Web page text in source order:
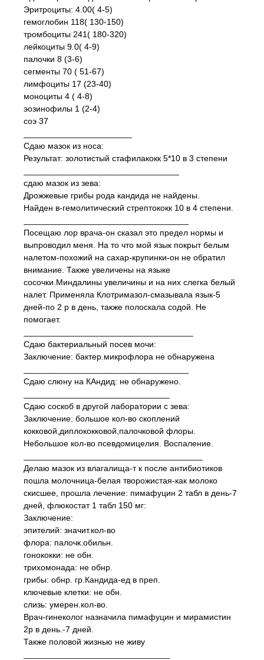
Эритроциты: 4.00( 4-5)
гемоглобин 118( 130-150)
тромбоциты 241( 180-320)
лейкоциты 9.0( 4-9)
палочки 8 (3-6)
сегменты 70 ( 51-67)
лимфоциты 17 (23-40)
моноциты 4 ( 4-8)
эозинофилы 1 (2-4)
соэ 37
Сдаю мазок из носа:
Результат: золотистый стафилакокк 5*10 в 3 степени
сдаю мазок из зева:
Дрожжевые грибы рода кандида не найдены.
Найден в-гемолитический стрептококк 10 в 4 степени.
Посещаю лор врача-он сказал это предел нормы и
выпроводил меня. На то что мой язык покрыт белым
налетом-похожий на сахар-крупинки-он не обратил
внимание. Также увеличены на языке
сосочки.Миндалины увеличины и на них слегка белый
налет. Применяла Клотримазол-смазывала язык-5
дней-по 2 р в день, также полоскала содой. Не
помогает.
Сдаю бактериальный посев мочи:
Заключение: бактер.микрофлора не обнаружена
Сдаю слюну на КАндид: не обнаружено.
Сдаю соскоб в другой лаборатории с зева:
Заключение: большое кол-во скоплений
кокковой,диплококковой,палочковой флоры.
Небольшое кол-во псевдомицелия. Воспаление.
Делаю мазок из влагалища-т к после антибиотиков
пошла молочница-белая творожистая-как молоко
скисшее, прошла лечение: пимафуцин 2 табл в день-7
дней, флюкостат 1 табл 150 мг:
Заключение:
эпителий: значит.кол-во
флора: палочк.обильн.
гонококки: не обн.
трихомонада: не обнр.
грибы: обнр. гр.Кандида-ед в преп.
ключевые клетки: не обн.
слизь: умерен.кол-во.
Врач-гинеколог назначила пимафуцин и мирамистин
2р в день.-7 дней.
Также половой жизнью не живу